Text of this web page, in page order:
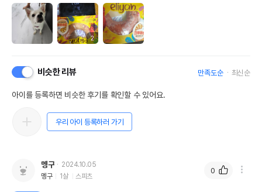
2
비슷한 리뷰 만족도순 최신순
아이를 등록하면 비슷한 후기를 확인할 수 있어요.
우리 아이 등록하러 가기
멩구
2024.10.05
멩구
1살 스피츠
0